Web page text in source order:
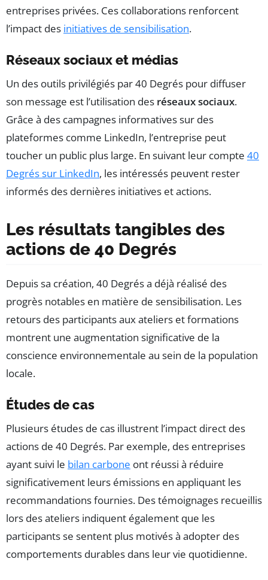
entreprises privées. Ces collaborations renforcent
l’impact des initiatives de sensibilisation.
Réseaux sociaux et médias
Un des outils privilégiés par 40 Degrés pour diffuser
son message est l’utilisation des réseaux sociaux.
Grâce à des campagnes informatives sur des
plateformes comme LinkedIn, l’entreprise peut
toucher un public plus large. En suivant leur compte 40
Degrés sur LinkedIn, les intéressés peuvent rester
informés des dernières initiatives et actions.
Les résultats tangibles des
actions de 40 Degrés
Depuis sa création, 40 Degrés a déjà réalisé des
progrès notables en matière de sensibilisation. Les
retours des participants aux ateliers et formations
montrent une augmentation significative de la
conscience environnementale au sein de la population
locale.
Études de cas
Plusieurs études de cas illustrent l’impact direct des
actions de 40 Degrés. Par exemple, des entreprises
ayant suivi le bilan carbone ont réussi à réduire
significativement leurs émissions en appliquant les
recommandations fournies. Des témoignages recueillis
lors des ateliers indiquent également que les
participants se sentent plus motivés à adopter des
comportements durables dans leur vie quotidienne.